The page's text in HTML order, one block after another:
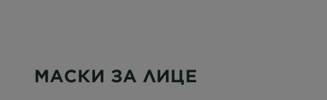
МАСКИ ЗА ЛИЦЕ